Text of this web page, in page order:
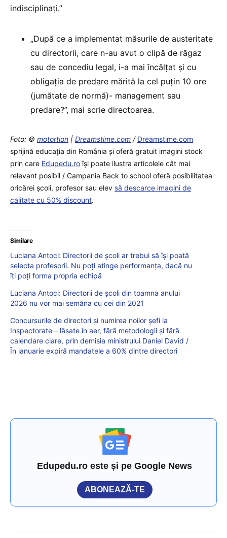
indisciplinați.”
„După ce a implementat măsurile de austeritate
cu directorii, care n-au avut o clipă de răgaz
sau de concediu legal, i-a mai încălțat și cu
obligația de predare mărită la cel puțin 10 ore
(jumătate de normă)- management sau
predare?”, mai scrie directoarea.
Foto: © motortion | Dreamstime.com / Dreamstime.com
sprijină educaţia din România şi oferă gratuit imagini stock
prin care Edupedu.roîşi poate ilustra articolele cât mai
relevant posibil / Campania Back to school oferă posibilitatea
oricărei școli, profesor sau elev să descarce imagini de
calitate cu 50% discount.
Similare
Luciana Antoci: Directorii de școli ar trebui să își poată
selecta profesorii. Nu poți atinge performanța, dacă nu
îți poți forma propria echipă
Luciana Antoci: Directorii de școli din toamna anului
2026 nu vor mai semăna cu cei din 2021
Concursurile de directori și numirea noilor șefi la
Inspectorate – lăsate în aer, fără metodologii și fără
calendare clare, prin demisia ministrului Daniel David /
În ianuarie expiră mandatele a 60% dintre directori
Edupedu.ro este și pe Google News
ABONEAZĂ-TE